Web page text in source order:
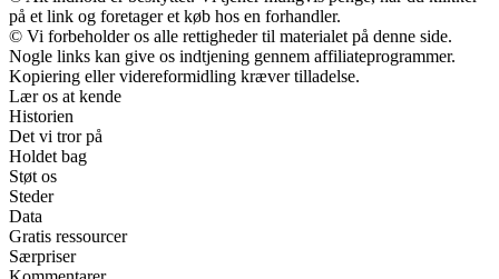
på et link og foretager et køb hos en forhandler.
© Vi forbeholder os alle rettigheder til materialet på denne side.
Nogle links kan give os indtjening gennem affiliateprogrammer.
Kopiering eller videreformidling kræver tilladelse.
Lær os at kende
Historien
Det vi tror på
Holdet bag
Støt os
Steder
Data
Gratis ressourcer
Særpriser